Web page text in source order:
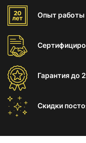
Опыт работы
Гарантиядо
Скидки